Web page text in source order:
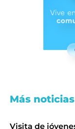
Más
Visita de